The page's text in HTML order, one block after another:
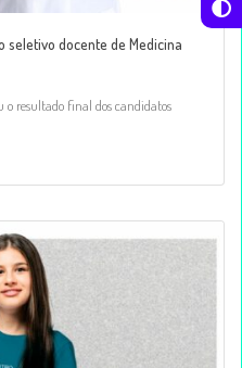
docente de Medicina
o resultado final dos candidatos